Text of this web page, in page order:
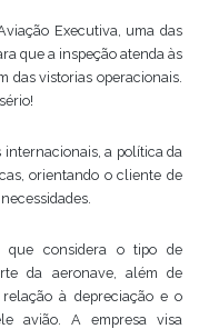
Executiva, uma das
que a inspeção atenda às
das vistorias operacionais.
a política da
orientando o cliente de
que considera o tipo de
da aeronave, além de
à depreciação e o
avião. A empresa visa